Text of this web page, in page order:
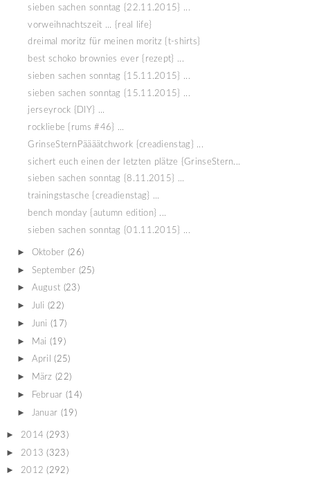
sieben sachen sonntag {22.11.2015} ...
vorweihnachtszeit ... {real life}
dreimal moritz für meinen moritz {t-shirts}
best schoko brownies ever {rezept} ...
sieben sachen sonntag {15.11.2015} ...
sieben sachen sonntag {15.11.2015} ...
jerseyrock {DIY} ...
rockliebe {rums #46} ...
GrinseSternPäääätchwork {creadienstag} ...
sichert euch einen der letzten plätze {GrinseStern...
sieben sachen sonntag {8.11.2015} ...
trainingstasche {creadienstag} ...
bench monday {autumn edition} ...
sieben sachen sonntag {01.11.2015} ...
► Oktober (26)
► September (25)
► August (23)
► Juli (22)
► Juni (17)
► Mai (19)
► April (25)
► März (22)
► Februar (14)
► Januar (19)
► 2014 (293)
► 2013 (323)
► 2012 (292)